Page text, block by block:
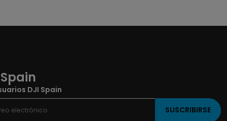
DJI Spain
SUSCRIBIRSE